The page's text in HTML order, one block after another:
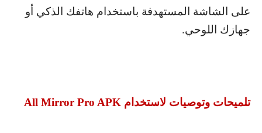
على الشاشة المستهدفة باستخدام هاتفك الذكي أو
جهازك اللوحي.
تلميحات وتوصيات لاستخدام All Mirror Pro APK